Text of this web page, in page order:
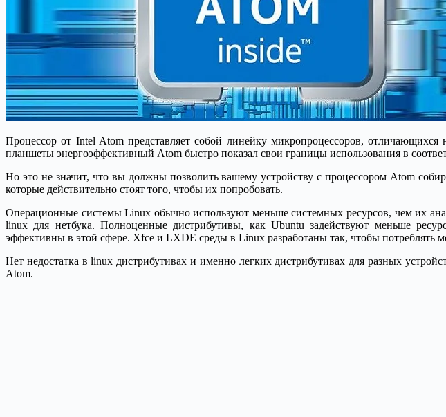
Процессор от Intel Atom представляет собой линейку микропроцессоров,
планшеты энергоэффективный Atom быстро показал свои границы использования в
Но это не значит, что вы должны позволить вашему устройству с процессором Atom
которые действительно стоят того, чтобы их попробовать.
Операционные системы Linux обычно используют меньше системных ресурсов, чем их
linux для нетбука. Полноценные дистрибутивы, как Ubuntu задействуют меньше
эффективны в этой сфере. Xfce и LXDE среды в Linux разработаны так, чтобы потреблять
Нет недостатка в linux дистрибутивах и именно легких дистрибутивах для разных
Atom.